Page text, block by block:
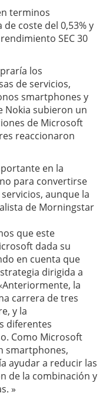
terminos
coste del 0,53% y
SEC 30
los
de servicios,
smartphones y
Nokia subieron un
de Microsoft
reaccionaron
en la
para convertirse
aunque la
de Morningstar
que este
dada su
en cuenta que
dirigida a
la
carrera de tres
y la
diferentes
Como Microsoft
smartphones,
ayudar a reducir las
de la combinación y
»